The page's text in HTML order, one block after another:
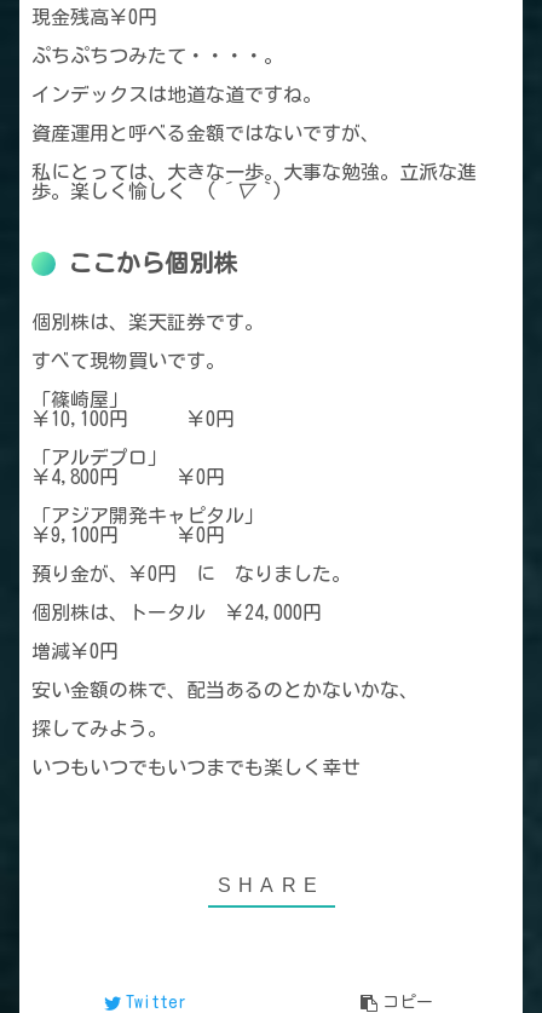
現金残高￥0円
ぷちぷちつみたて・・・・。
インデックスは地道な道ですね。
資産運用と呼べる金額ではないですが、
私にとっては、大きな一歩。大事な勉強。立派な進
歩。楽しく愉しく (
´▽｀ )
ここから個別株
個別株は、楽天証券です。
すべて現物買いです。
「篠崎屋」
￥10,100円 ￥0円
「アルデプロ」
￥4,800円 ￥0円
「アジア開発キャピタル」
￥9,100円 ￥0円
預り金が、￥0円 に なりました。
個別株は、トータル ￥24,000円
増減￥0円
安い金額の株で、配当あるのとかないかな、
探してみよう。
いつもいつでもいつまでも楽しく幸せ
Twitter コピー